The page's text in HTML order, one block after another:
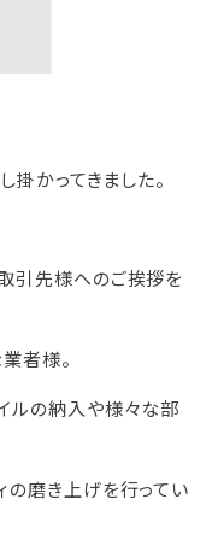
かってきました。
引先様へのご挨拶を
者様。
ルの納入や様々な部
の磨き上げを行ってい